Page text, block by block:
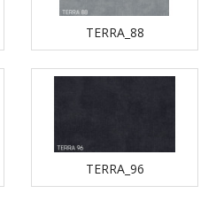
TERRA_88
TERRA_96